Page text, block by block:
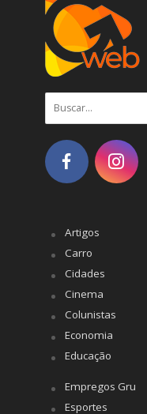
Artigos
Carro
Cidades
Cinema
Colunistas
Economia
Educação
Empregos Gru
Esportes